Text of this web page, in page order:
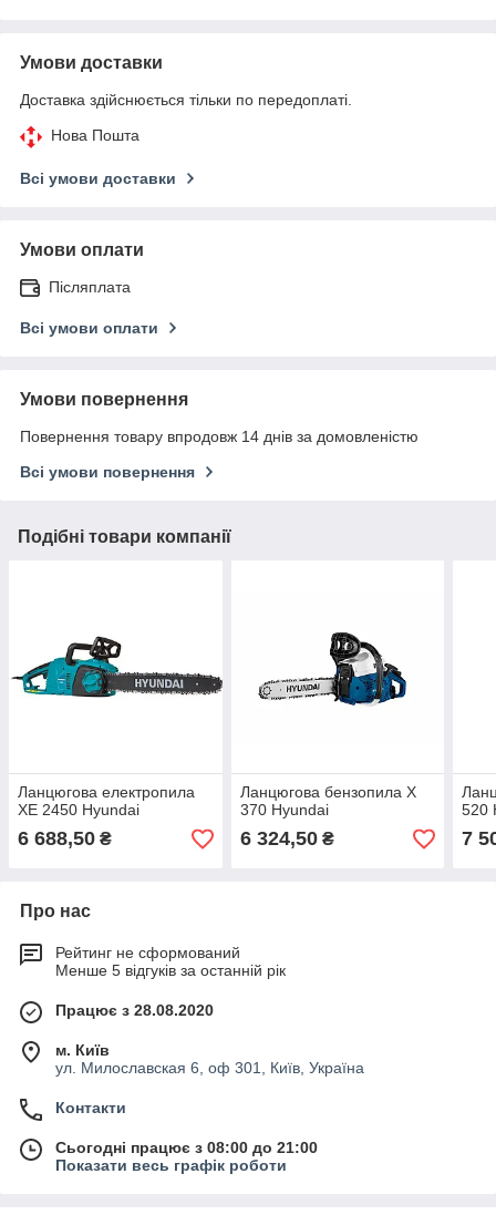
Умови доставки
Доставка здійснюється тільки по передоплаті.
Нова Пошта
Всі умови доставки
Умови оплати
Післяплата
Всі умови оплати
Умови повернення
Повернення товару впродовж 14 днів за домовленістю
Всі умови повернення
Подібні товари компанії
Ланцюгова електропила
XE 2450 Hyundai
6 688,50 ₴
Ланцюгова бензопила X
370 Hyundai
6 324,50₴
520
7
Про нас
Рейтинг не сформований
Менше 5 відгуків за останній рік
Працює з 28.08.2020
м. Київ
ул. Милославская 6, оф 301, Київ, Україна
Контакти
Сьогодні працює з 08:00 до 21:00
Показати весь графік роботи